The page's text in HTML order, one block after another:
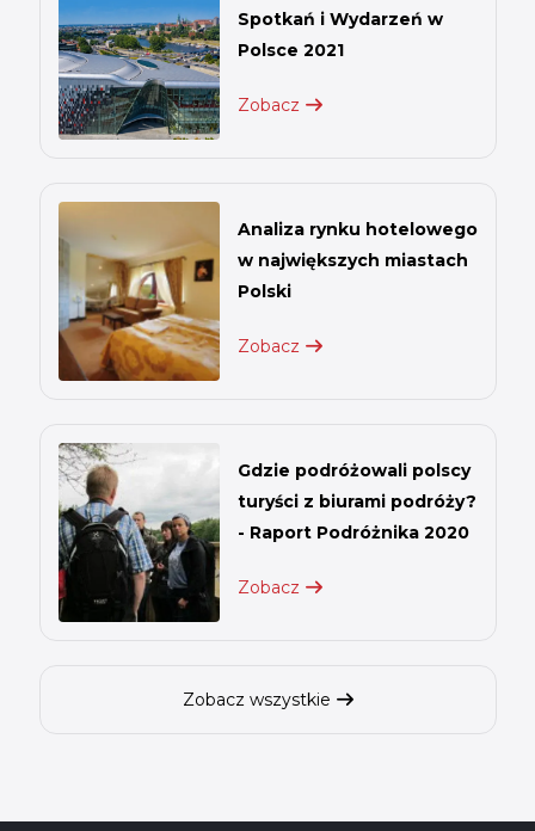
Spotkań i Wydarzeń w
Polsce 2021
Zobacz
Analiza rynku hotelowego
w największych miastach
Polski
Zobacz
Gdzie podróżowali polscy
turyści z biurami podróży?
- Raport Podróżnika 2020
Zobacz
Zobacz wszystkie